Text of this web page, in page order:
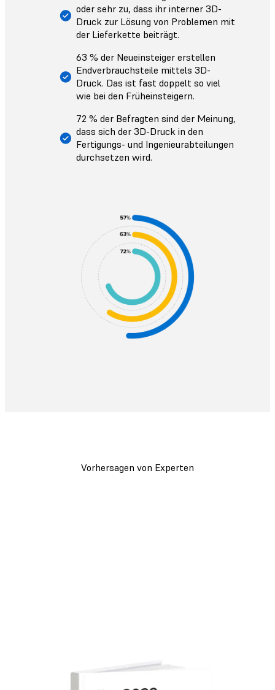
oder sehr zu, dass ihr interner 3D-
Druck zur Lösung von Problemen mit
der Lieferkette beiträgt.
63 % der Neueinsteiger erstellen
Endverbrauchsteile mittels 3D-
Druck. Das ist fast doppelt so viel
wie bei den Früheinsteigern.
72 % der Befragten sind der Meinung,
dass sich der 3D-Druck in den
Fertigungs- und Ingenieurabteilungen
durchsetzen wird.
Vorhersagen von Experten